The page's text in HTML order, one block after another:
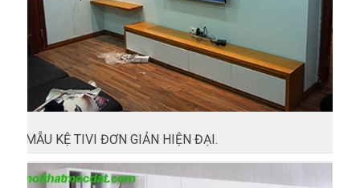
MẪU KỆ TIVI ĐƠN GIẢN HIỆN ĐẠI.